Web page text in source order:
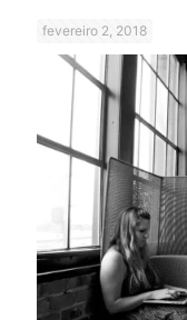
fevereiro 2, 2018